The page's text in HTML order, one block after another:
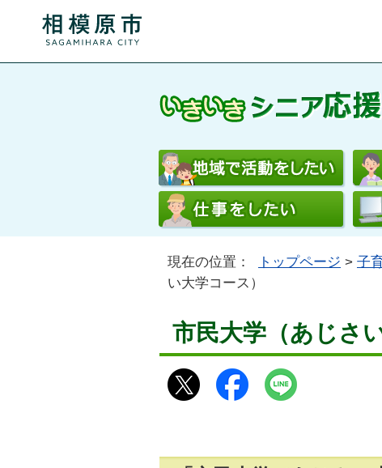
現在の位置： トップページ > 子
い大学コース）
市民大学（あじさ